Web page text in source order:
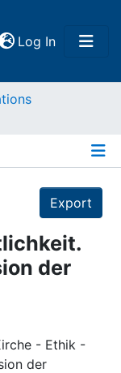
Log In(current)
Export
der
- Ethik -
der